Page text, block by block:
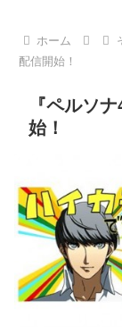
ホーム
配信開始！
『ペルソ
始！